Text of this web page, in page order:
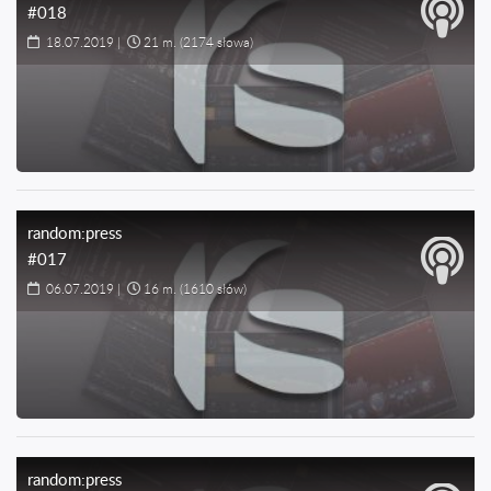
#018
18.07.2019 | 21 m. (2174 słowa)
random:press
#017
06.07.2019 | 16 m. (1610 słów)
random:press